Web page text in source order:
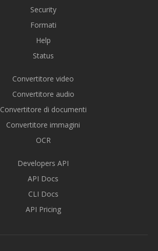
Security
Formati
Help
Status
Convertitore video
Convertitore audio
Convertitore di documenti
Convertitore immagini
OCR
Developers API
API Docs
CLI Docs
API Pricing